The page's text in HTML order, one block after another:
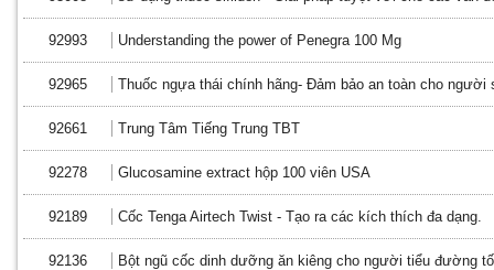
92993 Understanding the power of Penegra 100 Mg
92965 Thuốc ngựa thái chính hãng- Đảm bảo an toàn cho người
92661 Trung Tâm Tiếng Trung TBT
92278 Glucosamine extract hộp 100 viên USA
92189 Cốc Tenga Airtech Twist - Tạo ra các kích thích đa dạng.
92136 Bột ngũ cốc dinh dưỡng ăn kiêng cho người tiểu đường